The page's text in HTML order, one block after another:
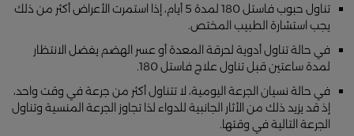
تناول حبوب فاستل 180 لمدة 5 أيام، إذا استمرت الأعراض أكثر من ذلك
يجب استشارة الطبيب المختص.
في حالة تناول أدوية لحرقة المعدة أو عسر الهضم يفضل الانتظار
لمدة ساعتين قبل تناول علاج فاستل 180.
في حالة نسيان الجرعة اليومية، لا تتناول أكثر من جرعة في وقت واحد،
إذ قد يزيد ذلك من الأثار الجانبية للدواء لذا تجاوز الجرعة المنسية وتناول
الجرعة التالية في وقتها.